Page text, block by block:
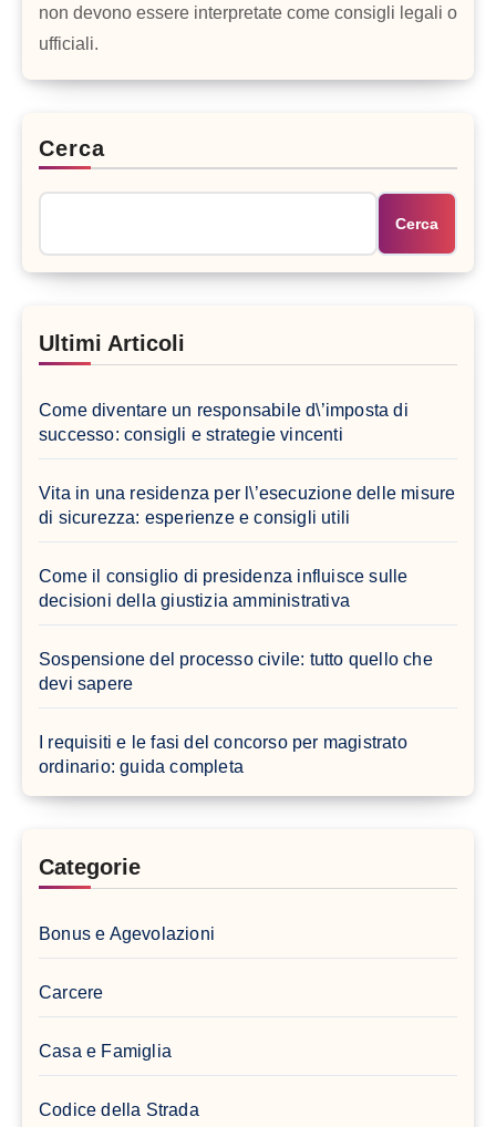
non devono essere interpretate come consigli legali o
ufficiali.
Cerca
Cerca
Ultimi Articoli
Come diventare un responsabile d\’imposta di
successo: consigli e strategie vincenti
Vita in una residenza per l\’esecuzione delle misure
di sicurezza: esperienze e consigli utili
Come il consiglio di presidenza influisce sulle
decisioni della giustizia amministrativa
Sospensione del processo civile: tutto quello che
devi sapere
I requisiti e le fasi del concorso per magistrato
ordinario: guida completa
Categorie
Bonus e Agevolazioni
Carcere
Casa e Famiglia
Codice della Strada